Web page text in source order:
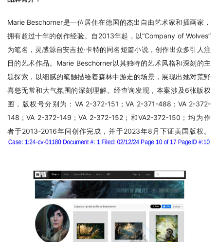
Marie Beschorner是一位居住在德国的杰出自由艺术家和插画家，
拥有超过十年的创作经验。自2013年起，以“Company of Wolves”
为笔名，灵感源自安吉拉·卡特的同名短篇小说，创作出众多引人注
目的艺术作品。Marie Beschorner以其独特的艺术风格和深刻的主
题探索，以细腻的笔触描绘着森林中游走的场景，展现出她对荒野
喜怒无常和大气氛围的深刻理解。经查询发现，本案涉及6张版权
图，版权号分别为：VA 2-372-151；VA 2-371-488；VA 2-372-
148；VA 2-372-149；VA 2-372-152；和VA2-372-150；均为作
者于2013-2016年间创作完成，并于2023年8月下证美国版权。